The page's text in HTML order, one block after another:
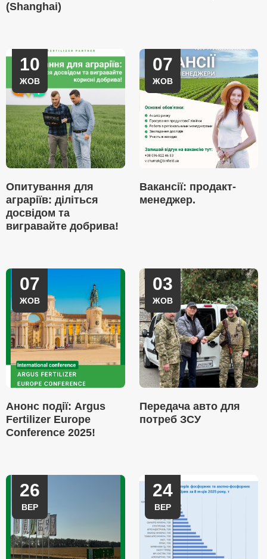
(Shanghai)
10
ЖОВ
Опитування для
аграріїв: діліться
досвідом та
вигравайте добрива!
07
ЖОВ
Вакансії: продакт-
менеджер.
07
ЖОВ
Анонс події: Argus
Fertilizer Europe
Conference 2025!
03
ЖОВ
Передача авто для
потреб ЗСУ
26
ВЕР
24
ВЕР